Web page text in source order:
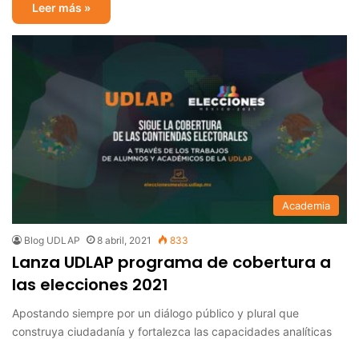
Leer más »
Academia
Blog UDLAP 8 abril, 2021 833
Lanza UDLAP programa de cobertura a
las elecciones 2021
Apostando siempre por un diálogo público y plural que
construya ciudadanía y fortalezca las capacidades analíticas